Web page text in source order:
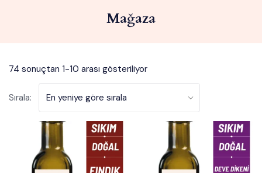
Mağaza
74 sonuçtan 1-10 arası gösteriliyor
Sırala: